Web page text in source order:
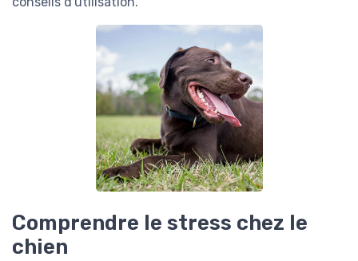
Comprendre le stress chez le
chien